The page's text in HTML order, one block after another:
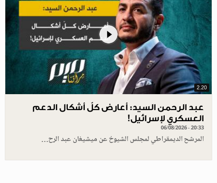
2.20
عبد الرحمن السيد: أعارض كلّ أشكال الدعم
العسكري لإسرائيل!
06/08/2026 - 20:33
المرشح الديمقراطي لمجلس الشيوخ عن ميشيغان عبد الرح…